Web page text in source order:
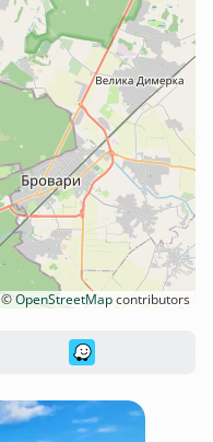
©OpenStreetMapcontributors